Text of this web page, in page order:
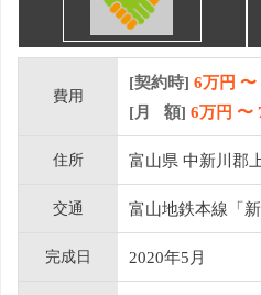
費用
[契約時] 6万円 〜
[月 額] 6万円 〜
住所 富山県 中新川郡
交通 富山地鉄本線「
完成日 2020年5月